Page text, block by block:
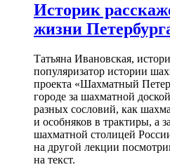
Историк
жизни
Татьяна Ивановская,
популяризатор истории
проекта «Шахматный
городе за шахматной
разных сословий, как
и особняков в трактиры, а
шахматной столицей
на другой лекции
на текст.